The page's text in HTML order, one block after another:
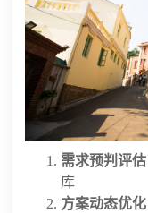
需求预判评估
库
方案动态优化